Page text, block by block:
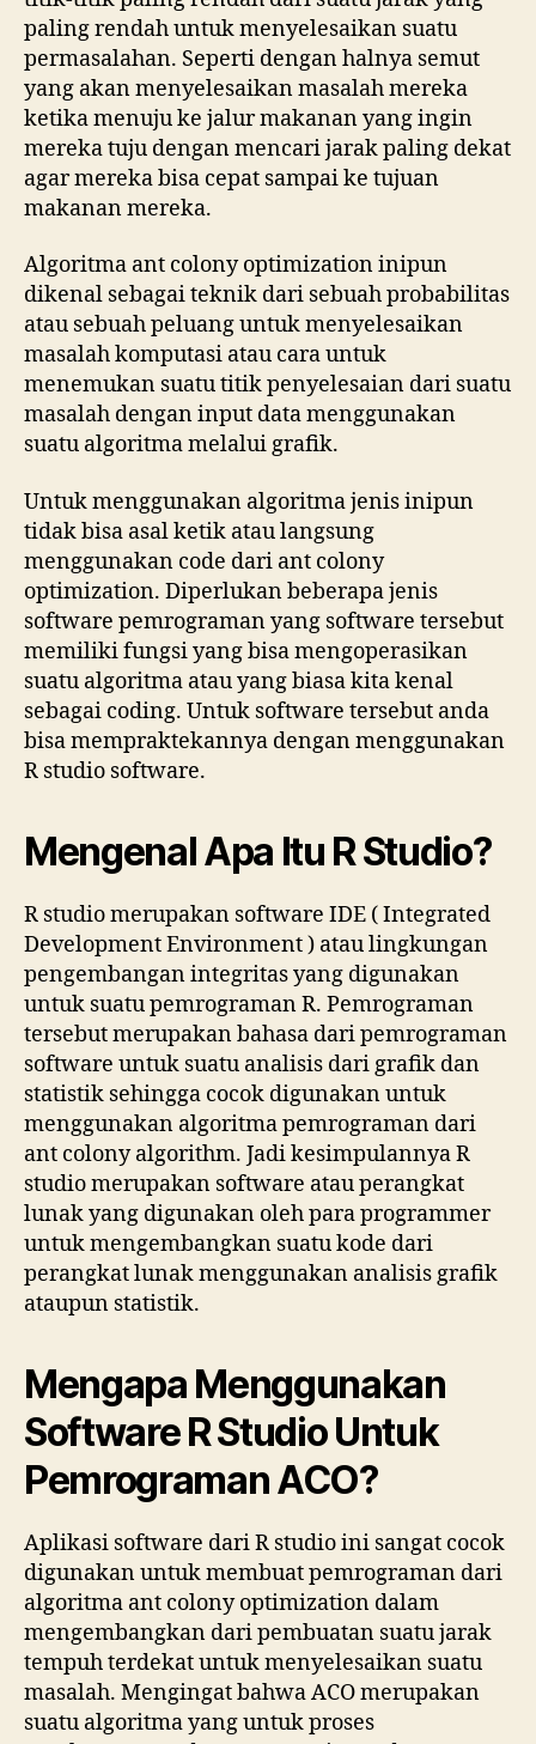
paling rendah untuk menyelesaikan suatu
permasalahan. Seperti dengan halnya semut
yang akan menyelesaikan masalah mereka
ketika menuju ke jalur makanan yang ingin
mereka tuju dengan mencari jarak paling dekat
agar mereka bisa cepat sampai ke tujuan
makanan mereka.
Algoritma ant colony optimization inipun
dikenal sebagai teknik dari sebuah probabilitas
atau sebuah peluang untuk menyelesaikan
masalah komputasi atau cara untuk
menemukan suatu titik penyelesaian dari suatu
masalah dengan input data menggunakan
suatu algoritma melalui grafik.
Untuk menggunakan algoritma jenis inipun
tidak bisa asal ketik atau langsung
menggunakan code dari ant colony
optimization. Diperlukan beberapa jenis
software pemrograman yang software tersebut
memiliki fungsi yang bisa mengoperasikan
suatu algoritma atau yang biasa kita kenal
sebagai coding. Untuk software tersebut anda
bisa mempraktekannya dengan menggunakan
R studio software.
Mengenal Apa Itu R Studio?
R studio merupakan software IDE ( Integrated
Development Environment ) atau lingkungan
pengembangan integritas yang digunakan
untuk suatu pemrograman R. Pemrograman
tersebut merupakan bahasa dari pemrograman
software untuk suatu analisis dari grafik dan
statistik sehingga cocok digunakan untuk
menggunakan algoritma pemrograman dari
ant colony algorithm. Jadi kesimpulannya R
studio merupakan software atau perangkat
lunak yang digunakan oleh para programmer
untuk mengembangkan suatu kode dari
perangkat lunak menggunakan analisis grafik
ataupun statistik.
Mengapa Menggunakan
Software R Studio Untuk
Pemrograman ACO?
Aplikasi software dari R studio ini sangat cocok
digunakan untuk membuat pemrograman dari
algoritma ant colony optimization dalam
mengembangkan dari pembuatan suatu jarak
tempuh terdekat untuk menyelesaikan suatu
masalah. Mengingat bahwa ACO merupakan
suatu algoritma yang untuk proses